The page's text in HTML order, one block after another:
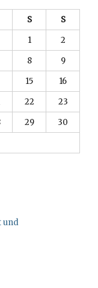
S
S
1
2
8
9
15
16
22
23
29
30
und